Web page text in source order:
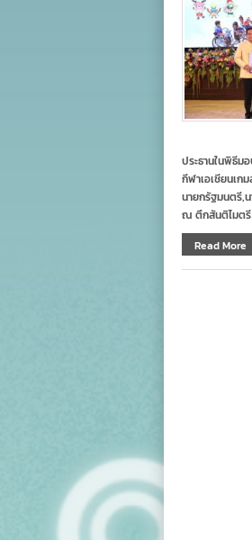
ประธานในพิธีม
กีฬาเอเชียนเก
นายกรัฐมนตรี,
ณ ตึกสันติไมตรี
Read More